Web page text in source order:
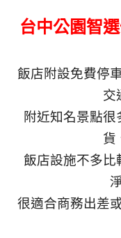
台中公園智
飯店附設免費停
交
附近知名景點
貨
飯店設施不多比
很適合商務出差